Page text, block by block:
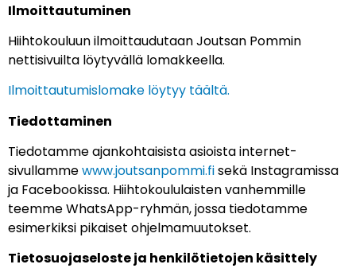
Ilmoittautuminen
Hiihtokouluun ilmoittaudutaan Joutsan Pommin
nettisivuilta löytyvällä lomakkeella.
Ilmoittautumislomake löytyy täältä.
Tiedottaminen
Tiedotamme ajankohtaisista asioista internet-
sivullammewww.joutsanpommi.fisekä Instagramissa
ja Facebookissa. Hiihtokoululaisten vanhemmille
teemme WhatsApp-ryhmän, jossa tiedotamme
esimerkiksi pikaiset ohjelmamuutokset.
Tietosuojaseloste ja henkilötietojen käsittely